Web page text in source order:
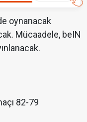
oynanacak
Mücaadele, beIN
82-79